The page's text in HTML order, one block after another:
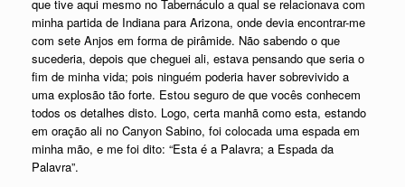
que tive aqui mesmo no Tabernáculo a qual se relacionava com
minha partida de Indiana para Arizona, onde devia encontrar-me
com sete Anjos em forma de pirâmide. Não sabendo o que
sucederia, depois que cheguei ali, estava pensando que seria o
fim de minha vida; pois ninguém poderia haver sobrevivido a
uma explosão tão forte. Estou seguro de que vocês conhecem
todos os detalhes disto. Logo, certa manhã como esta, estando
em oração ali no Canyon Sabino, foi colocada uma espada em
minha mão, e me foi dito: “Esta é a Palavra; a Espada da
Palavra”.